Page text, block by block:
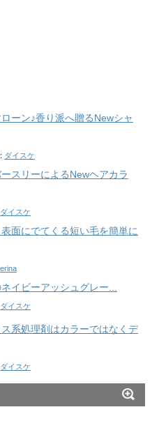
ーン♪香り派へ贈るNewシャ
ダイスケ
ースリーによるNewヘアカラ
ダイスケ
表面にでてくる短い毛を簡単に
erina
イビーアッシュグレー...
ダイスケ
ス系処理剤はカラーではなくデ
ダイスケ